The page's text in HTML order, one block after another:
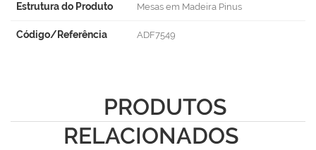
Estrutura do Produto Mesas em Madeira Pinus
Código/Referência ADF7549
PRODUTOS
RELACIONADOS